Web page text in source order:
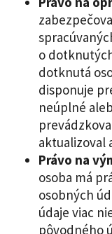
o
dotknutá
disponuje
neúplné
aktualizoval
Právo na
osoba má
osobných
údaje viac
pôvodného